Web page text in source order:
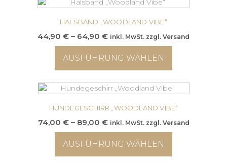
der
Produktseite
werden
weist
mehrere
auf.
Die
Optionen
auf
der
Produktseite
werden
HALSBAND „WOODLAND VIBE“
44,90 € – 64,90 €Preisspanne:
44,90 €
bis
64,90 €
inkl. MwSt. zzgl. Versand
AUSFÜHRUNG WÄHLEN
Produkt
weist
mehrere
auf.
Die
Optionen
HUNDEGESCHIRR „WOODLAND VIBE“
74,00 € – 89,00 €Preisspanne:
74,00 €
bis
89,00 €
inkl. MwSt. zzgl. Versand
AUSFÜHRUNG WÄHLEN